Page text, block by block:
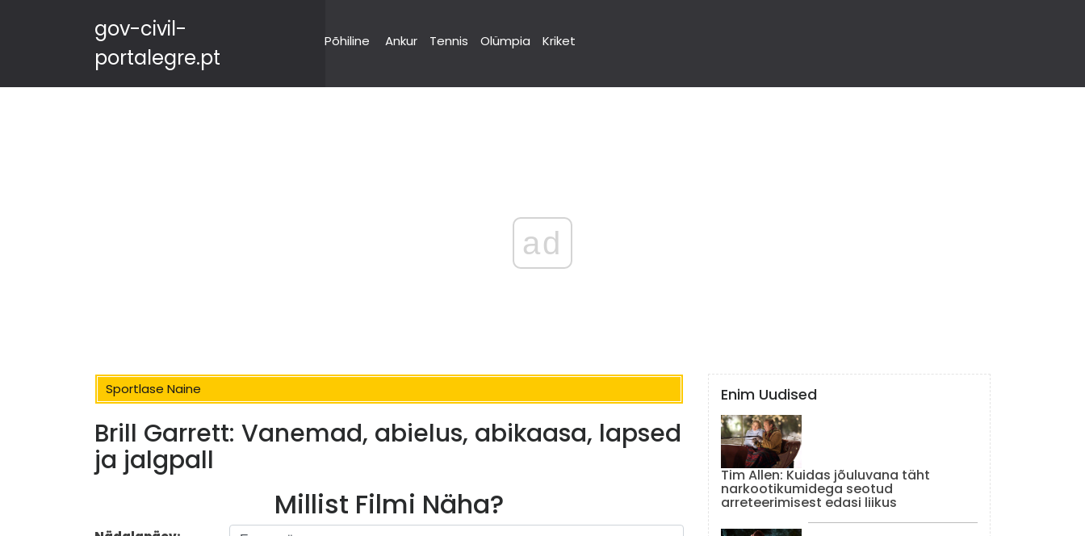
gov-civil-
portalegre.pt
Põhiline Ankur Tennis Olümpia Kriket
ad
Sportlase Naine
Brill Garrett: Vanemad, abielus, abikaasa, lapsed
ja jalgpall
Millist Filmi Näha?
Enim Uudised
Tim Allen: Kuidas jõuluvana täht
narkootikumidega seotud
arreteerimisest edasi liikus